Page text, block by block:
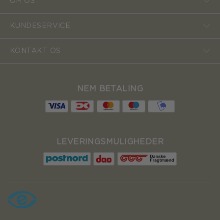
KUNDESERVICE
KONTAKT OS
NEM BETALING
LEVERINGSMULIGHEDER